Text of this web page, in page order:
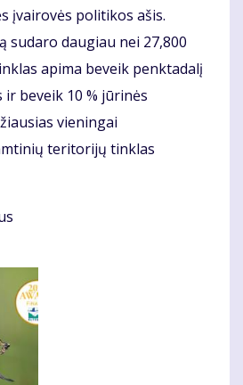
įvairovės politikos ašis.
sudaro daugiau nei 27,800
apima beveik penktadalį
beveik 10 % jūrinės
vieningai
teritorijų tinklas